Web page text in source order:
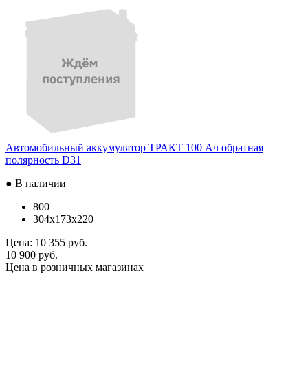
Автомобильный аккумулятор ТРАКТ 100 Ач обратная
полярность D31
● В наличии
800
304x173x220
Цена: 10 355 руб.
10 900 руб.
Цена в розничных магазинах